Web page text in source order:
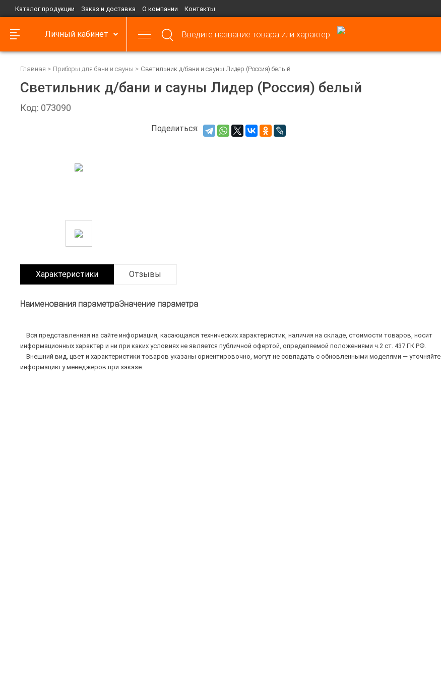
Каталог продукции Заказ и доставка О компании Контакты
Личный кабинет
Главная Приборы для бани и сауны Светильник д/бани и сауны Лидер (Россия) белый
Светильник д/бани и сауны Лидер (Россия) белый
Код: 073090
Поделиться:
Характеристики Отзывы
Наименования параметраЗначение параметра
Вся представленная на сайте информация, касающаяся технических характеристик, наличия на складе, стоимости товаров, носит
информационных характер и ни при каких условиях не является публичной офертой, определяемой положениями ч.2 ст. 437 ГК РФ.
Внешний вид, цвет и характеристики товаров указаны ориентировочно, могут не совпадать с обновленными моделями — уточняйте
информацию у менеджеров при заказе.